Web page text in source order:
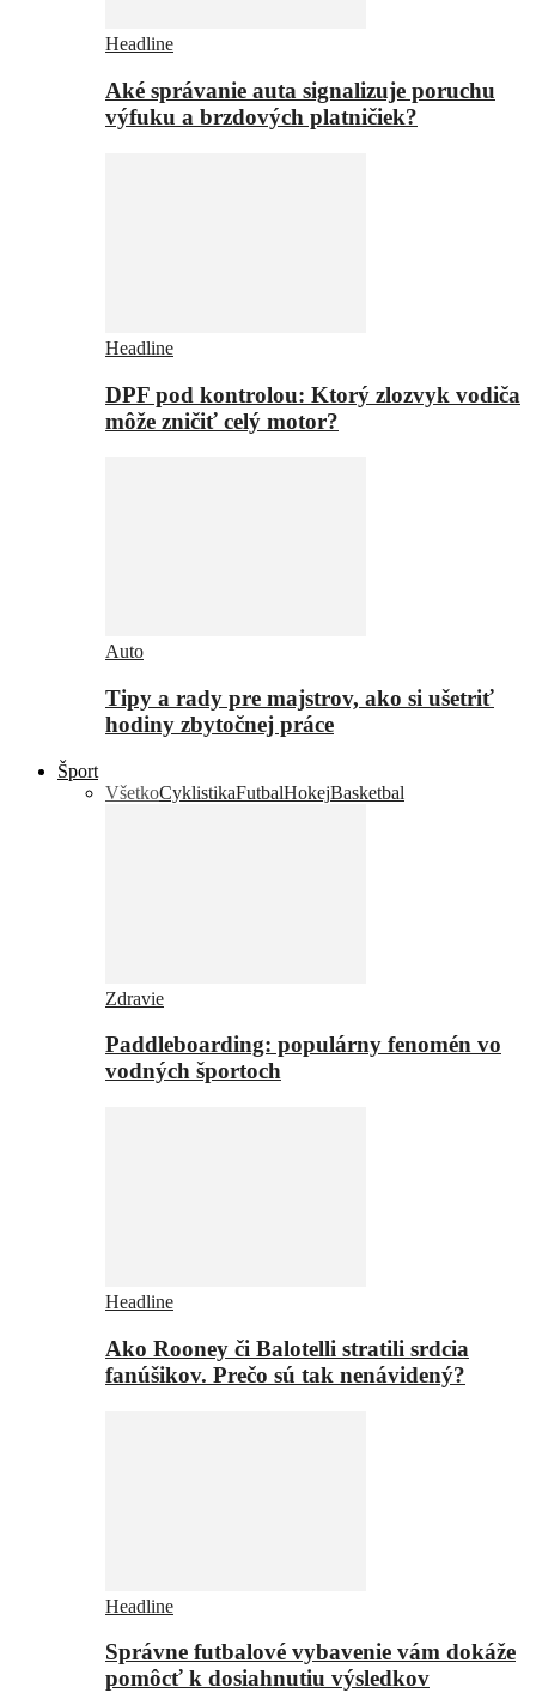
Headline
Aké správanie auta signalizuje poruchu
výfuku a brzdových platničiek?
Headline
DPF pod kontrolou: Ktorý zlozvyk vodiča
môže zničiť celý motor?
Auto
Tipy a rady pre majstrov, ako si ušetriť
hodiny zbytočnej práce
Šport
VšetkoCyklistikaFutbalHokejBasketbal
Zdravie
Paddleboarding: populárny fenomén vo
vodných športoch
Headline
Ako Rooney či Balotelli stratili srdcia
fanúšikov. Prečo sú tak nenávidený?
Headline
Správne futbalové vybavenie vám dokáže
pomôcť k dosiahnutiu výsledkov